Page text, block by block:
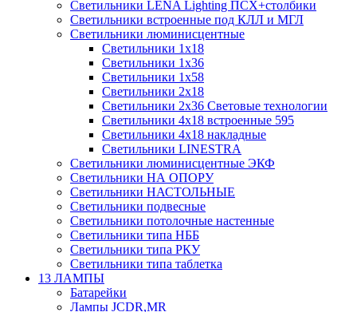
Светильники LENA Lighting ПСХ+столбики
Светильники встроенные под КЛЛ и МГЛ
Светильники люминисцентные
Светильники 1х18
Светильники 1х36
Светильники 1х58
Светильники 2х18
Светильники 2х36 Световые технологии
Светильники 4х18 встроенные 595
Светильники 4х18 накладные
Светильники LINESTRA
Светильники люминисцентные ЭКФ
Светильники НА ОПОРУ
Светильники НАСТОЛЬНЫЕ
Светильники подвесные
Светильники потолочные настенные
Светильники типа НББ
Светильники типа РКУ
Светильники типа таблетка
13 ЛАМПЫ
Батарейки
Лампы JCDR,MR